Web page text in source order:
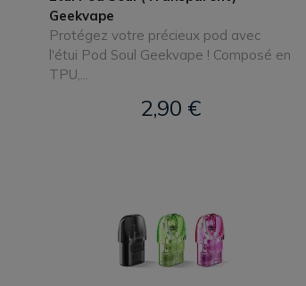
Geekvape
Protégez votre précieux pod avec
l'étui Pod Soul Geekvape ! Composé en
TPU,...
2,90 €